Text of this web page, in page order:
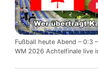
Fußball heute Abend – 0:3
WM 2026 Achtelfinale live